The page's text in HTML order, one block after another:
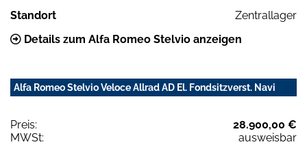
Standort
Zentrallager
Details zum Alfa Romeo Stelvio anzeigen
Alfa Romeo Stelvio Veloce Allrad AD El. Fondsitzverst. Navi
Preis:
28.900,00 €
MWSt:
ausweisbar